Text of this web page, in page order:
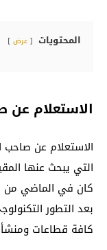
المحتويات عرض
الاستعلام عن
الاستعلام عن صاحب
التي يبحث عنها
كان في الماضي من
بعد التطور
كافة قطاعات